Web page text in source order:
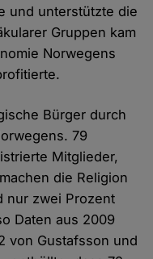
und unterstützte die
Gruppen kam
Norwegens
Bürger durch
79
Mitglieder,
die Religion
nur zwei Prozent
Daten aus 2009
von Gustafsson und